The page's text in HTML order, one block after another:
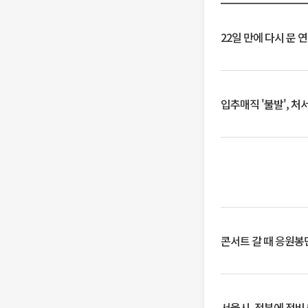
22일 만에 다시 문
입추매직 '불발', 처
콘서트 갈 때 응원